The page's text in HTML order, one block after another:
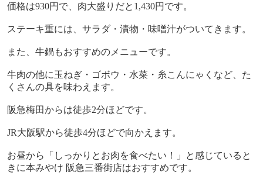
価格は930円で、肉大盛りだと 1,430円です。
ステーキ重には、サラダ・漬物・味噌汁がついてきます。
また、牛鍋もおすすめのメニューです。
牛肉の他に玉ねぎ・ゴボウ・水菜・糸こんにゃくなど、た
くさんの具を味わえます。
阪急梅田からは徒歩2分ほどです。
JR大阪駅から徒歩4分ほどで向かえます。
お昼から「しっかりとお肉を食べたい！」と感じていると
きに本みやけ 阪急三番街店はおすすめです。